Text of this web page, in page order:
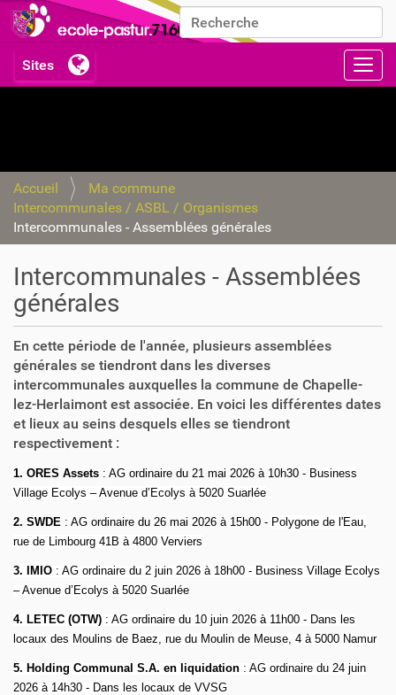
Chercher par
Recherche avancée…
Accueil
Ma commune
Intercommunales / ASBL / Organismes
Intercommunales - Assemblées générales
Intercommunales - Assemblées
générales
En cette période de l'année, plusieurs assemblées
générales se tiendront dans les diverses
intercommunales auxquelles la commune de Chapelle-
lez-Herlaimont est associée. En voici les différentes dates
et lieux au seins desquels elles se tiendront
respectivement :
1. ORES Assets : AG ordinaire du 21 mai 2026 à 10h30 - Business
Village Ecolys – Avenue d’Ecolys à 5020 Suarlée
2. SWDE : AG ordinaire du 26 mai 2026 à 15h00 - Polygone de l'Eau,
rue de Limbourg 41B à 4800 Verviers
3. IMIO : AG ordinaire du 2 juin 2026 à 18h00 - Business Village Ecolys
– Avenue d’Ecolys à 5020 Suarlée
4. LETEC (OTW) : AG ordinaire du 10 juin 2026 à 11h00 - Dans les
locaux des Moulins de Baez, rue du Moulin de Meuse, 4 à 5000 Namur
5. Holding Communal S.A. en liquidation : AG ordinaire du 24 juin
2026 à 14h30 - Dans les locaux de VVSG